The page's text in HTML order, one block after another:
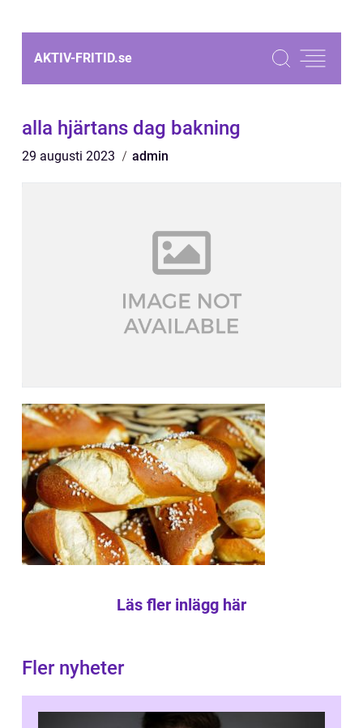
AKTIV-FRITID.se
alla hjärtans dag bakning
29 augusti 2023 admin
Läs fler inlägg här
Fler nyheter